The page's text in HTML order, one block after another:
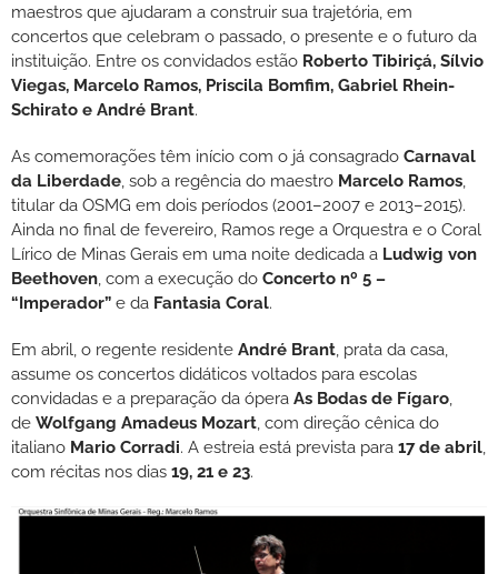
maestros que ajudaram a construir sua trajetória, em
concertos que celebram o passado, o presente e o futuro da
instituição. Entre os convidados estão Roberto Tibiriçá, Sílvio
Viegas, Marcelo Ramos, Priscila Bomfim, Gabriel Rhein-
Schirato e André Brant.
As comemorações têm início com o já consagrado Carnaval
da Liberdade, sob a regência do maestro Marcelo Ramos,
titular da OSMG em dois períodos (2001–2007 e 2013–2015).
Ainda no final de fevereiro, Ramos rege a Orquestra e o Coral
Lírico de Minas Gerais em uma noite dedicada a Ludwig von
Beethoven, com a execução do Concerto nº 5 –
“Imperador” e da Fantasia Coral.
Em abril, o regente residente André Brant, prata da casa,
assume os concertos didáticos voltados para escolas
convidadas e a preparação da ópera As Bodas de Fígaro,
de Wolfgang Amadeus Mozart, com direção cênica do
italiano Mario Corradi. A estreia está prevista para 17 de abril,
com récitas nos dias 19, 21 e 23.